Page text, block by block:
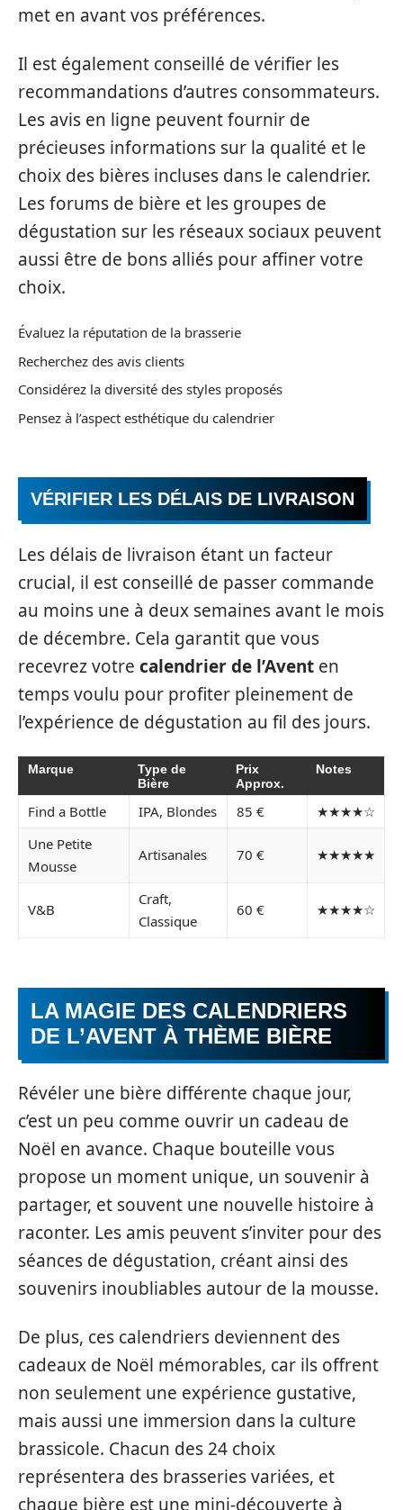
met en avant vos préférences.
Il est également conseillé de vérifier les
recommandations d’autres consommateurs.
Les avis en ligne peuvent fournir de
précieuses informations sur la qualité et le
choix des bières incluses dans le calendrier.
Les forums de bière et les groupes de
dégustation sur les réseaux sociaux peuvent
aussi être de bons alliés pour affiner votre
choix.
Évaluez la réputation de la brasserie
Recherchez des avis clients
Considérez la diversité des styles proposés
Pensez à l’aspect esthétique du calendrier
VÉRIFIER LES DÉLAIS DE LIVRAISON
Les délais de livraison étant un facteur
crucial, il est conseillé de passer commande
au moins une à deux semaines avant le mois
de décembre. Cela garantit que vous
recevrez votre calendrier de l’Avent en
temps voulu pour profiter pleinement de
l’expérience de dégustation au fil des jours.
Marque
Type de
Bière
Prix
Approx.
Notes
Find a Bottle IPA, Blondes 85 €
★★★★☆
Une Petite
Mousse
Artisanales 70 € ★★★★★
V&B
Craft,
Classique
60 € ★★★★☆
LA MAGIE DES CALENDRIERS
DE L’AVENT À THÈME BIÈRE
Révéler une bière différente chaque jour,
c’est un peu comme ouvrir un cadeau de
Noël en avance. Chaque bouteille vous
propose un moment unique, un souvenir à
partager, et souvent une nouvelle histoire à
raconter. Les amis peuvent s’inviter pour des
séances de dégustation, créant ainsi des
souvenirs inoubliables autour de la mousse.
De plus, ces calendriers deviennent des
cadeaux de Noël mémorables, car ils offrent
non seulement une expérience gustative,
mais aussi une immersion dans la culture
brassicole. Chacun des 24 choix
représentera des brasseries variées, et
chaque bière est une mini-découverte à